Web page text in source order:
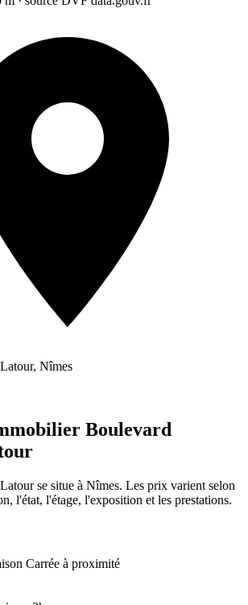
Nîmes
Boulevard
se situe à Nîmes. Les prix varient selon
l'état, l'étage, l'exposition et les prestations.
Carrée à proximité